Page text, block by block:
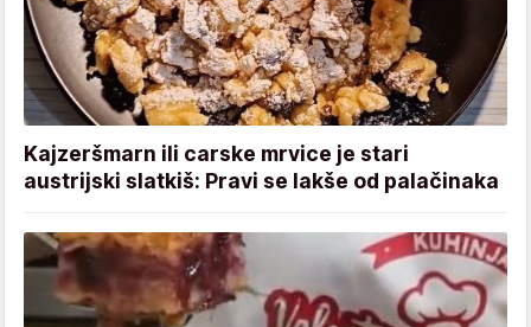
Kajzeršmarn ili carske mrvice je stari
austrijski slatkiš: Pravi se lakše od palačinaka